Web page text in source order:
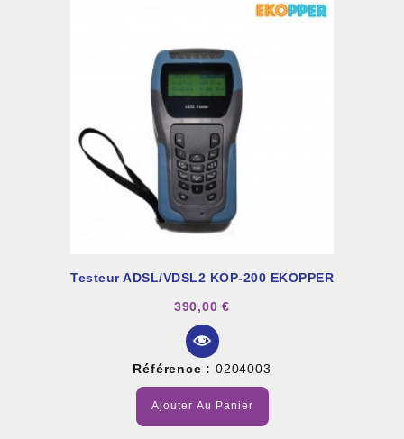
Testeur ADSL/VDSL2 KOP-200 EKOPPER
390,00 €
Référence : 0204003
Ajouter Au Panier